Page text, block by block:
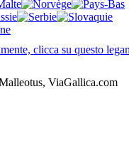
clicca su questo
ViaGallica.com